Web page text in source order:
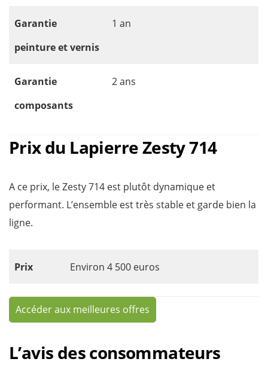
Garantie
peintureet vernis
1 an
Garantie
composants
2 ans
Prix du Lapierre Zesty 714
A ce prix, le Zesty 714 est plutôt dynamique et
performant. L’ensemble est très stable et garde bien la
ligne.
Prix Environ 4 500 euros
Accéder aux meilleures offres
L’avis des consommateurs